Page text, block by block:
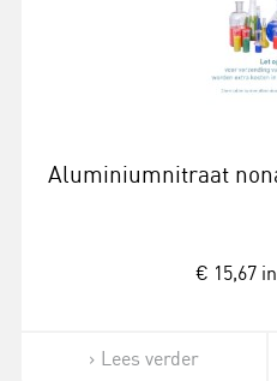
Aluminiumnitraat
€ 15,67
Lees verder